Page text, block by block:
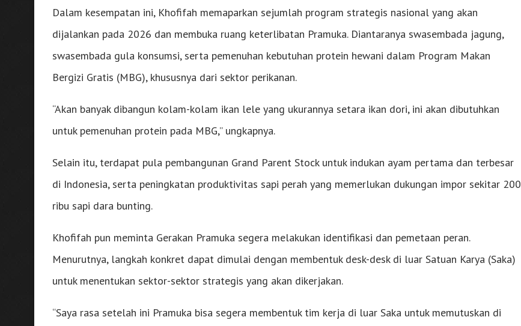
Dalam kesempatan ini, Khofifah memaparkan sejumlah program strategis nasional yang akan
dijalankan pada 2026 dan membuka ruang keterlibatan Pramuka. Diantaranya swasembada jagung,
swasembada gula konsumsi, serta pemenuhan kebutuhan protein hewani dalam Program Makan
Bergizi Gratis (MBG), khususnya dari sektor perikanan.
“Akan banyak dibangun kolam-kolam ikan lele yang ukurannya setara ikan dori, ini akan dibutuhkan
untuk pemenuhan protein pada MBG,” ungkapnya.
Selain itu, terdapat pula pembangunan Grand Parent Stock untuk indukan ayam pertama dan terbesar
di Indonesia, serta peningkatan produktivitas sapi perah yang memerlukan dukungan impor sekitar 200
ribu sapi dara bunting.
Khofifah pun meminta Gerakan Pramuka segera melakukan identifikasi dan pemetaan peran.
Menurutnya, langkah konkret dapat dimulai dengan membentuk desk-desk di luar Satuan Karya (Saka)
untuk menentukan sektor-sektor strategis yang akan dikerjakan.
“Saya rasa setelah ini Pramuka bisa segera membentuk tim kerja di luar Saka untuk memutuskan di